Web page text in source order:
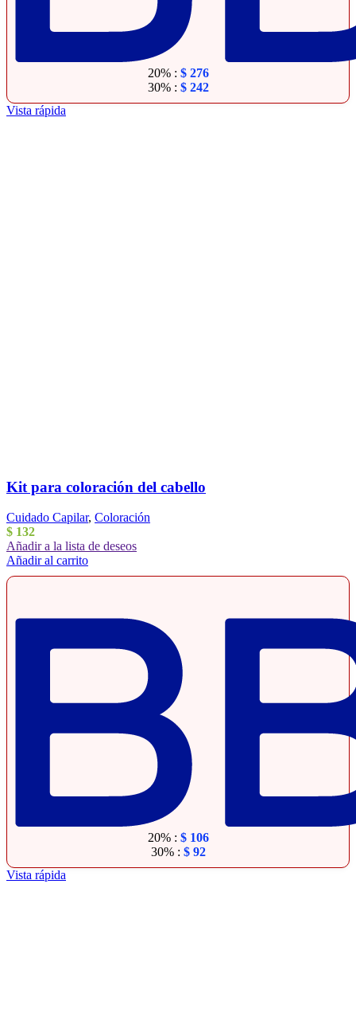
20% : $276
30% : $242
Vista rápida
Kit para coloración del cabello
Cuidado Capilar, Coloración
$ 132
Añadir a la lista de deseos
Añadir al carrito
20% : $106
30% : $92
Vista rápida